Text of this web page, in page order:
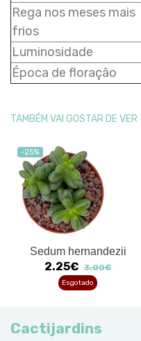
Rega nos meses mais
frios
Luminosidade
Época de floração
TAMBÉM VAI GOSTAR DE VER
-25%
Sedum hernandezii
2.25€ 3.00€
Esgotado
Cactijardins